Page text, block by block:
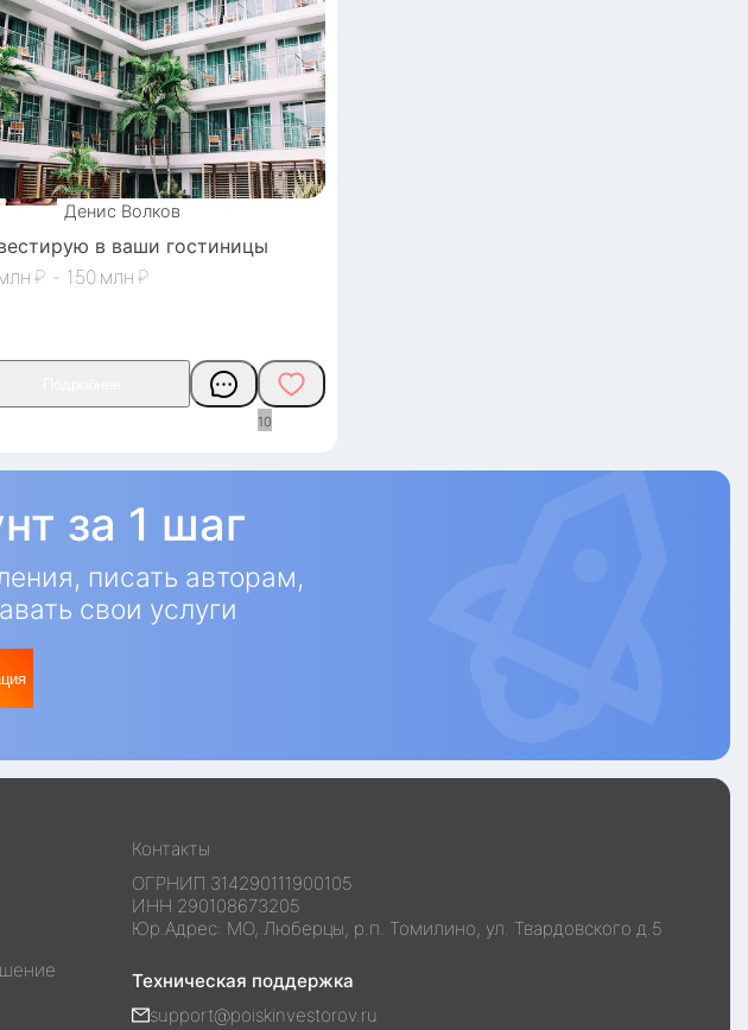
Денис Волков
в ваши гостиницы
₽ - 150 ₽
10
за 1 шаг
писать авторам,
свои услуги
Контакты
ОГРНИП 314290111900105
ИНН 290108673205
Юр.Адрес: МО, Люберцы, р.п. Томилино, ул. Твардовского д.5
Техническая поддержка
support@poiskinvestorov.ru